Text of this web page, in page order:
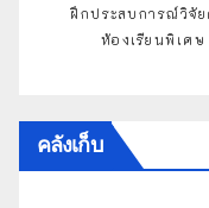
ฝึกประสบการณ์วิจัย
ห้องเรียนพิเศษ
คลังเก็บ